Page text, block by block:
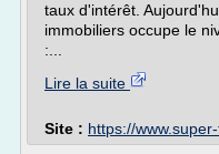
taux d'intérêt.
immobiliers occupe le
:...
Lire la suite
Site : https://